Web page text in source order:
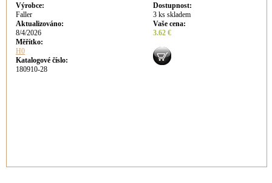
Výrobce:
Faller
Aktualizováno:
8/4/2026
Měřítko:
H0
Katalogové číslo:
180910-28
Dostupnost:
3 ks skladem
Vaše cena:
3.62 €